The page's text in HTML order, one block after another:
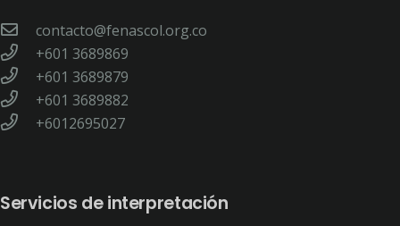
contacto@fenascol.org.co
+601 3689869
+601 3689879
+601 3689882
+6012695027
Servicios de interpretación